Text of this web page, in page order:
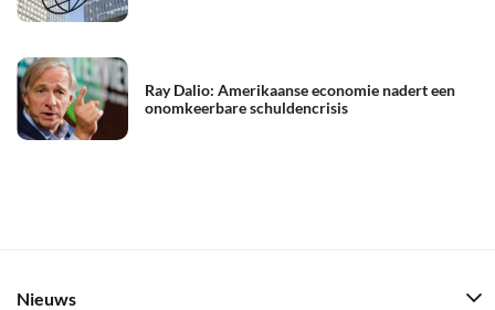
Ray Dalio: Amerikaanse economie nadert een
onomkeerbare schuldencrisis
Nieuws